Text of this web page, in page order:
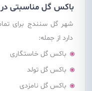
باکس گل مناسبتی
شهر گل سنندج برای
دارد از جمله:
باکس گل خاستگاری
باکس گل تولد
باکس گل نامزدی